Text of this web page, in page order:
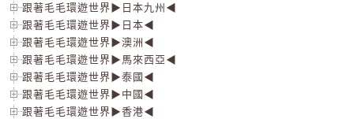
跟著毛毛環遊世界▶日本九州◀
跟著毛毛環遊世界▶日本◀
跟著毛毛環遊世界▶澳洲◀
跟著毛毛環遊世界▶馬來西亞◀
跟著毛毛環遊世界▶泰國◀
跟著毛毛環遊世界▶中國◀
跟著毛毛環遊世界▶香港◀